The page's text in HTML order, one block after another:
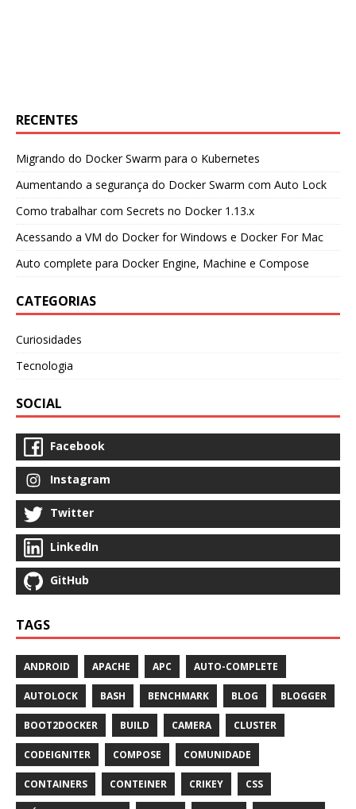
RECENTES
Migrando do Docker Swarm para o Kubernetes
Aumentando a segurança do Docker Swarm com Auto Lock
Como trabalhar com Secrets no Docker 1.13.x
Acessando a VM do Docker for Windows e Docker For Mac
Auto complete para Docker Engine, Machine e Compose
CATEGORIAS
Curiosidades
Tecnologia
SOCIAL
Facebook
Instagram
Twitter
LinkedIn
GitHub
TAGS
ANDROID APACHE APC AUTO-COMPLETE
AUTOLOCK BASH BENCHMARK BLOG BLOGGER
BOOT2DOCKER BUILD CAMERA CLUSTER
CODEIGNITER COMPOSE COMUNIDADE
CONTAINERS CONTEINER CRIKEY CSS